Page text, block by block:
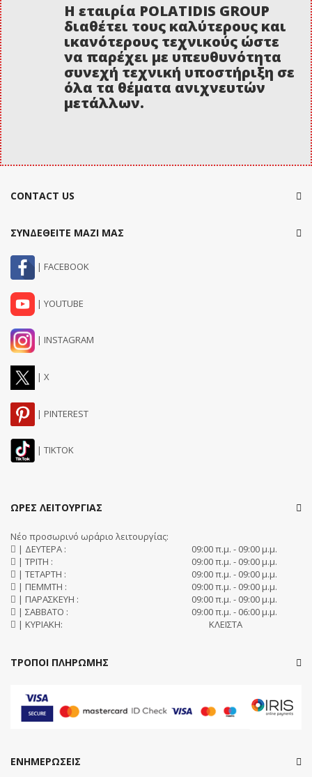
Η εταιρία POLATIDIS GROUP
διαθέτει τους καλύτερους και
ικανότερους τεχνικούς ώστε
να παρέχει με υπευθυνότητα
συνεχή τεχνική υποστήριξη σε
όλα τα θέματα ανιχνευτών
μετάλλων.
CONTACT US
ΣΥΝΔΕΘΕΙΤΕ ΜΑΖΙ ΜΑΣ
| FACEBOOK
| YOUTUBE
| INSTAGRAM
| X
| PINTEREST
| TIKTOK
ΩΡΕΣ ΛΕΙΤΟΥΡΓΙΑΣ
Νέο προσωρινό ωράριο λειτουργίας:
| ΔΕΥΤΕΡΑ :
09:00 π.μ. - 09:00 μ.μ.
| ΤΡΙΤΗ :
09:00 π.μ. - 09:00 μ.μ.
| ΤΕΤΑΡΤΗ :
09:00 π.μ. - 09:00 μ.μ.
| ΠΕΜΜΤΗ :
09:00 π.μ. - 09:00 μ.μ.
| ΠΑΡΑΣΚΕΥΗ :
09:00 π.μ. - 09:00 μ.μ.
| ΣΑΒΒΑΤΟ :
09:00 π.μ. - 06:00 μ.μ.
| ΚΥΡΙΑΚΗ:
ΚΛΕΙΣΤΑ
ΤΡΟΠΟΙ ΠΛΗΡΩΜΗΣ
ΕΝΗΜΕΡΩΣΕΙΣ